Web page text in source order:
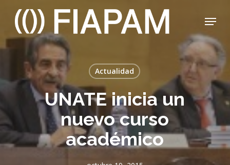
main
content
Menu
Actualidad
UNATE inicia un
nuevo curso
académico
Menu